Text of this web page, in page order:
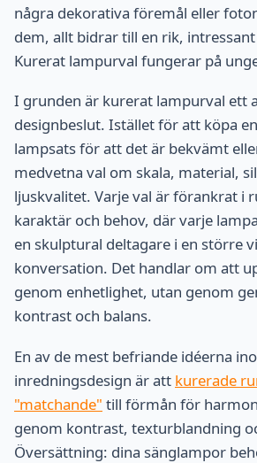
några dekorativa föremål eller
dem, allt bidrar till en rik,
Kurerat lampurval fungerar på
I grunden är kurerat lampurval ett
designbeslut. Istället för att köpa
lampsats för att det är bekvämt
medvetna val om skala, material,
ljuskvalitet. Varje val är förankrat i
karaktär och behov, där varje
en skulptural deltagare i en större
konversation. Det handlar om att
genom enhetlighet, utan genom
kontrast och balans.
En av de mest befriande idéerna
inredningsdesign är att kurerade
"matchande" till förmån för
genom kontrast, texturblandning
Översättning: dina sänglampor